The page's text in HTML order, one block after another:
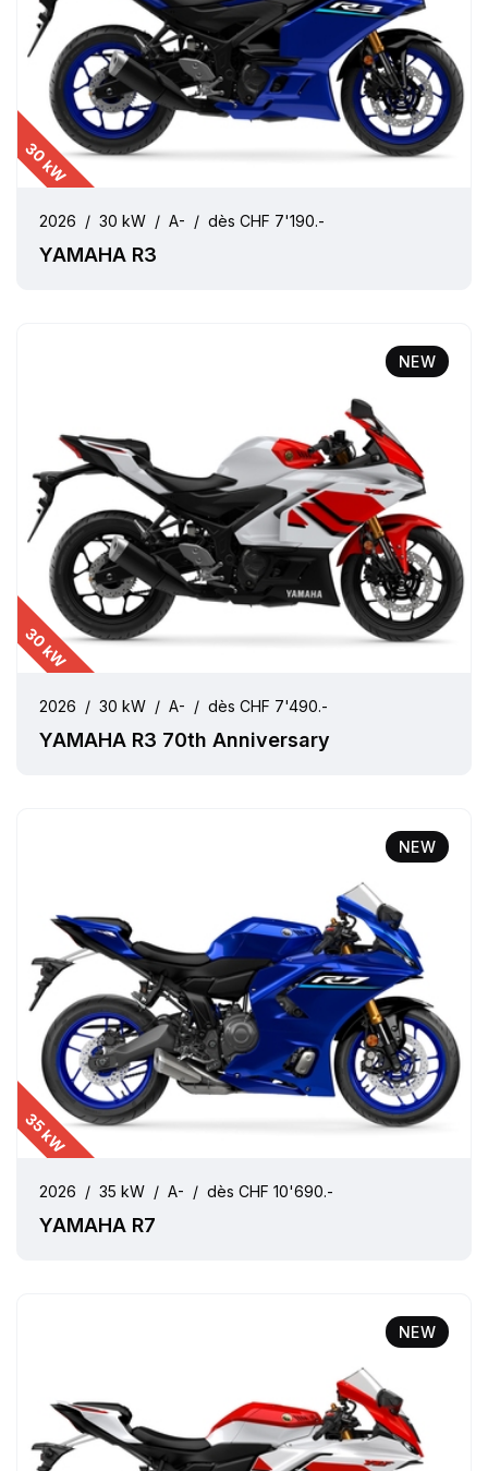
30 kW
2026 / 30 kW / A- / dès CHF 7'190.-
YAMAHA R3
NEW
30 kW
2026 / 30 kW / A- / dès CHF 7'490.-
YAMAHA R3 70th Anniversary
NEW
35 kW
2026 / 35 kW / A- / dès CHF 10'690.-
YAMAHA R7
NEW